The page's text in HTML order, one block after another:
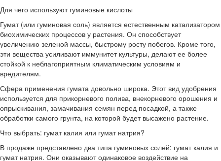
Для чего используют гуминовые кислоты
Гумат (или гуминовая соль) является естественным катализатором
биохимических процессов у растения. Он способствует
увеличению зеленой массы, быстрому росту побегов. Кроме того,
эти вещества усиливают иммунитет культуры, делают ее более
стойкой к неблагоприятным климатическим условиям и
вредителям.
Сфера применения гумата довольно широка. Этот вид удобрения
используется для прикорневого полива, внекорневого орошения и
опрыскивания, замачивания семян перед посадкой, а также
обработки самого грунта, на которой будет высажено растение.
Что выбрать: гумат калия или гумат натрия?
В продаже представлено два типа гуминовых солей: гумат калия и
гумат натрия. Они оказывают одинаковое воздействие на